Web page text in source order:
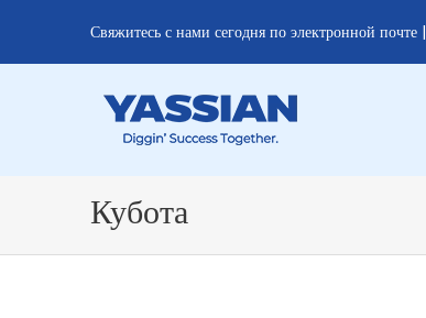
Свяжитесь с нами сегодня по электронной почте |
Кубота